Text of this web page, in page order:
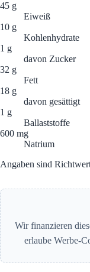
45 g
Eiweiß
10 g
Kohlenhydrate
1 g
davon Zucker
32 g
Fett
18 g
davon gesättigt
1 g
Ballaststoffe
600 mg
Natrium
Angaben sind
Wir finanzieren
erlaube Werbe-